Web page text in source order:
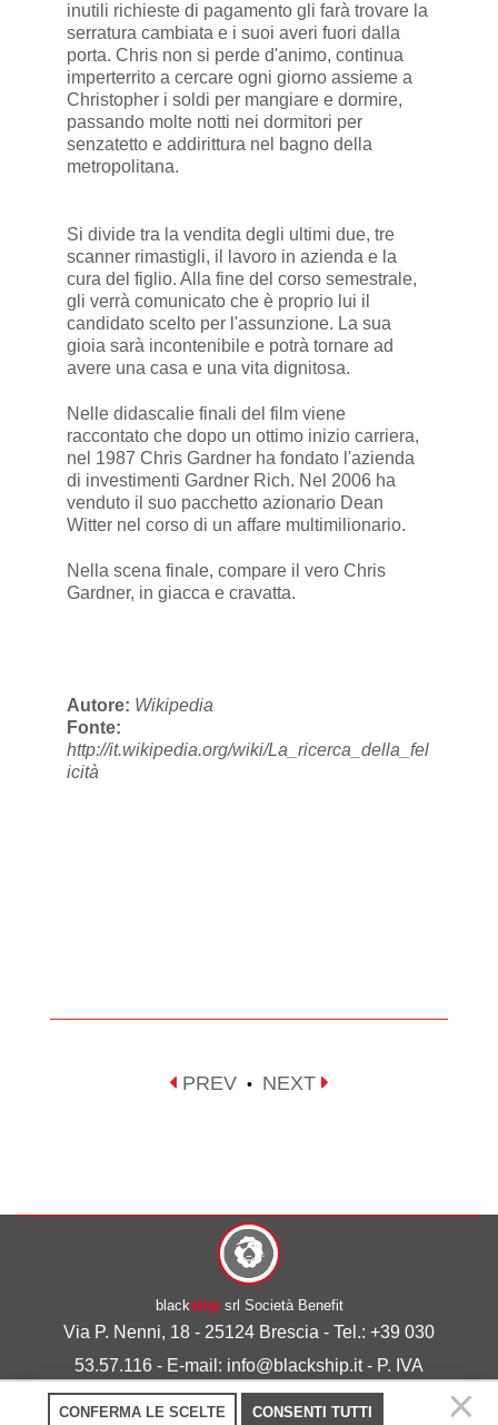
inutili richieste di pagamento gli farà trovare la
serratura cambiata e i suoi averi fuori dalla
porta. Chris non si perde d'animo, continua
imperterrito a cercare ogni giorno assieme a
Christopher i soldi per mangiare e dormire,
passando molte notti nei dormitori per
senzatetto e addirittura nel bagno della
metropolitana.
Si divide tra la vendita degli ultimi due, tre
scanner rimastigli, il lavoro in azienda e la
cura del figlio. Alla fine del corso semestrale,
gli verrà comunicato che è proprio lui il
candidato scelto per l'assunzione. La sua
gioia sarà incontenibile e potrà tornare ad
avere una casa e una vita dignitosa.
Nelle didascalie finali del film viene
raccontato che dopo un ottimo inizio carriera,
nel 1987 Chris Gardner ha fondato l'azienda
di investimenti Gardner Rich. Nel 2006 ha
venduto il suo pacchetto azionario Dean
Witter nel corso di un affare multimilionario.
Nella scena finale, compare il vero Chris
Gardner, in giacca e cravatta.
Autore: Wikipedia
Fonte:
http://it.wikipedia.org/wiki/La_ricerca_della_fel
icità
PREV • NEXT
blackshipsrl Società Benefit
Via P. Nenni, 18 - 25124 Brescia - Tel.: +39 030
53.57.116 - E-mail: info@blackship.it - P. IVA
03492980986
CONFERMA LE SCELTE CONSENTI TUTTI